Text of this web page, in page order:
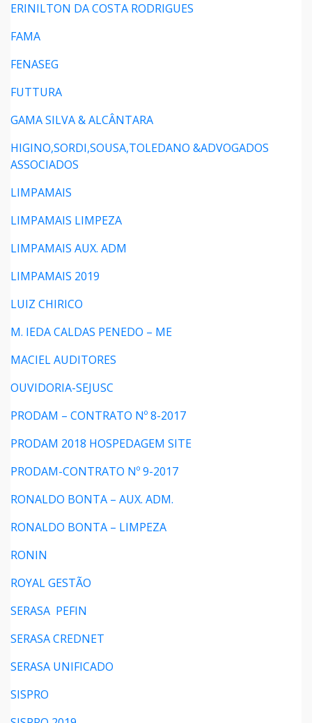
ERINILTON DA COSTA RODRIGUES
FAMA
FENASEG
FUTTURA
GAMA SILVA & ALCÂNTARA
HIGINO,SORDI,SOUSA,TOLEDANO &ADVOGADOS
ASSOCIADOS
LIMPAMAIS
LIMPAMAIS LIMPEZA
LIMPAMAIS AUX. ADM
LIMPAMAIS 2019
LUIZ CHIRICO
M. IEDA CALDAS PENEDO – ME
MACIEL AUDITORES
OUVIDORIA-SEJUSC
PRODAM – CONTRATO Nº 8-2017
PRODAM 2018 HOSPEDAGEM SITE
PRODAM-CONTRATO Nº 9-2017
RONALDO BONTA – AUX. ADM.
RONALDO BONTA – LIMPEZA
RONIN
ROYAL GESTÃO
SERASA PEFIN
SERASA CREDNET
SERASA UNIFICADO
SISPRO